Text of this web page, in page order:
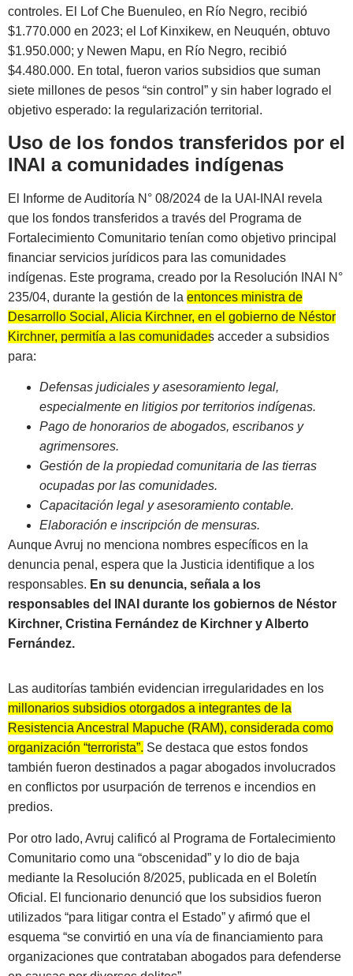
controles. El Lof Che Buenuleo, en Río Negro, recibió
$1.770.000 en 2023; el Lof Kinxikew, en Neuquén, obtuvo
$1.950.000; y Newen Mapu, en Río Negro, recibió
$4.480.000. En total, fueron varios subsidios que suman
siete millones de pesos “sin control” y sin haber logrado el
objetivo esperado: la regularización territorial.
Uso de los fondos transferidos por el
INAI a comunidades indígenas
El Informe de Auditoría N° 08/2024 de la UAI-INAI revela
que los fondos transferidos a través del Programa de
Fortalecimiento Comunitario tenían como objetivo principal
financiar servicios jurídicos para las comunidades
indígenas. Este programa, creado por la Resolución INAI N°
235/04, durante la gestión de la entonces ministra de
Desarrollo Social, Alicia Kirchner, en el gobierno de Néstor
Kirchner, permitía a las comunidades acceder a subsidios
para:
Defensas judiciales y asesoramiento legal,
especialmente en litigios por territorios indígenas.
Pago de honorarios de abogados, escribanos y
agrimensores.
Gestión de la propiedad comunitaria de las tierras
ocupadas por las comunidades.
Capacitación legal y asesoramiento contable.
Elaboración e inscripción de mensuras.
Aunque Avruj no menciona nombres específicos en la
denuncia penal, espera que la Justicia identifique a los
responsables. En su denuncia, señala a los
responsables del INAI durante los gobiernos de Néstor
Kirchner, Cristina Fernández de Kirchner y Alberto
Fernández.
Las auditorías también evidencian irregularidades en los
millonarios subsidios otorgados a integrantes de la
Resistencia Ancestral Mapuche (RAM), considerada como
organización “terrorista”. Se destaca que estos fondos
también fueron destinados a pagar abogados involucrados
en conflictos por usurpación de terrenos e incendios en
predios.
Por otro lado, Avruj calificó al Programa de Fortalecimiento
Comunitario como una “obscenidad” y lo dio de baja
mediante la Resolución 8/2025, publicada en el Boletín
Oficial. El funcionario denunció que los subsidios fueron
utilizados “para litigar contra el Estado” y afirmó que el
esquema “se convirtió en una vía de financiamiento para
organizaciones que contrataban abogados para defenderse